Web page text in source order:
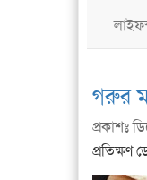
গরুর
প্রকাশঃ
প্রতিক্ষণ